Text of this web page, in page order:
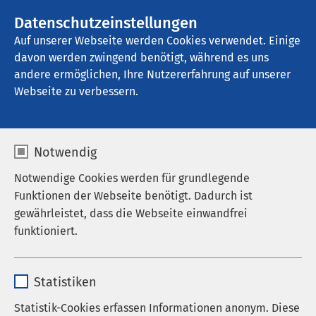
Datenschutzeinstellungen
Auf unserer Webseite werden Cookies verwendet. Einige
davon werden zwingend benötigt, während es uns
andere ermöglichen, Ihre Nutzererfahrung auf unserer
Webseite zu verbessern.
Notwendig
Notwendige Cookies werden für grundlegende
Funktionen der Webseite benötigt. Dadurch ist
gewährleistet, dass die Webseite einwandfrei
funktioniert.
Anbieter sgalinski
Statistiken
Statistik-Cookies erfassen Informationen anonym. Diese
AMEOS Pflege Hildesheim